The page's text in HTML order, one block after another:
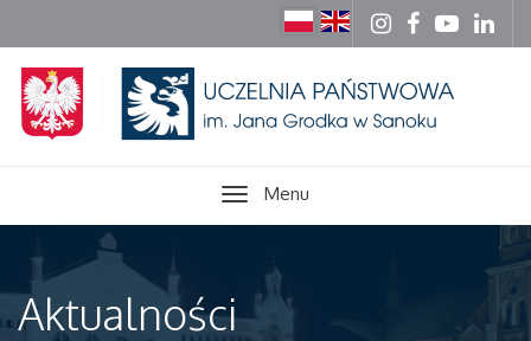
Menu
Aktualności